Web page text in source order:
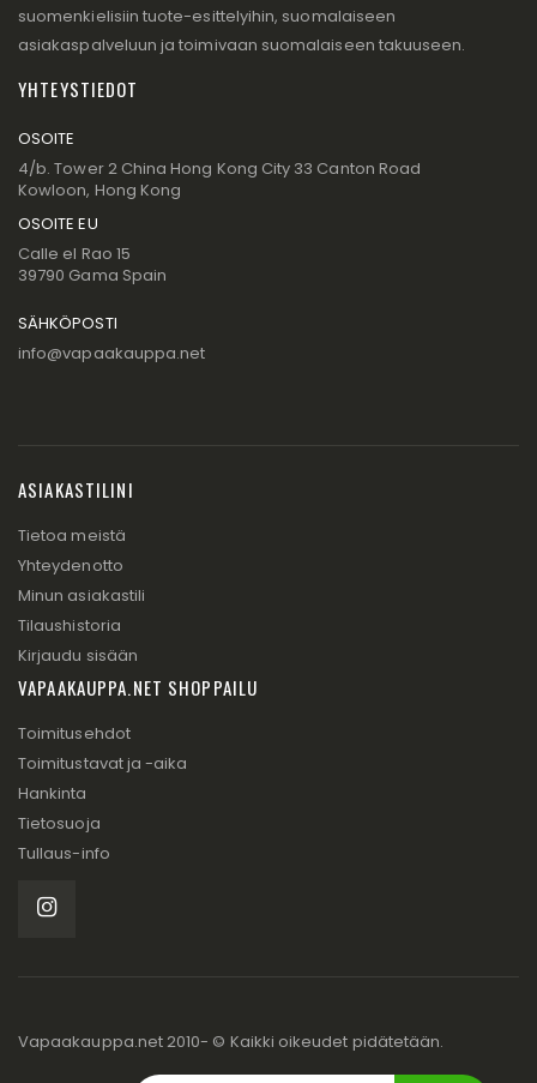
suomenkielisiin tuote-esittelyihin, suomalaiseen
asiakaspalveluun ja toimivaan suomalaiseen takuuseen.
YHTEYSTIEDOT
OSOITE
4/b. Tower 2 China Hong Kong City 33 Canton Road
Kowloon, Hong Kong
OSOITE EU
Calle el Rao 15
39790 Gama Spain
SÄHKÖPOSTI
info@vapaakauppa.net
ASIAKASTILINI
Tietoa meistä
Yhteydenotto
Minun asiakastili
Tilaushistoria
Kirjaudu sisään
VAPAAKAUPPA.NET SHOPPAILU
Toimitusehdot
Toimitustavat ja -aika
Hankinta
Tietosuoja
Tullaus-info
Vapaakauppa.net 2010- © Kaikki oikeudet pidätetään.